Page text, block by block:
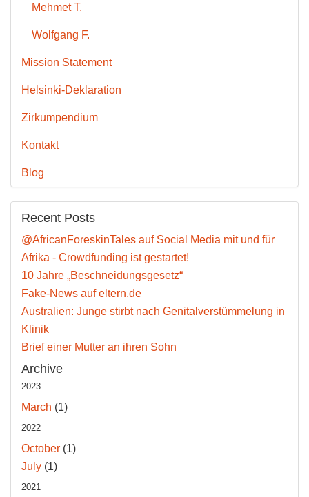
Mehmet T.
Wolfgang F.
Mission Statement
Helsinki-Deklaration
Zirkumpendium
Kontakt
Blog
Recent Posts
@AfricanForeskinTales auf Social Media mit und für
Afrika - Crowdfunding ist gestartet!
10 Jahre „Beschneidungsgesetz“
Fake-News auf eltern.de
Australien: Junge stirbt nach Genitalverstümmelung in
Klinik
Brief einer Mutter an ihren Sohn
Archive
2023
March (1)
2022
October (1)
July (1)
2021